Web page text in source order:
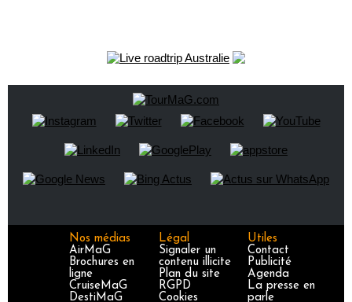
Nos médias
AirMaG
Brochures en
ligne
CruiseMaG
DestiMaG
Légal
Signaler un
contenu illicite
Plan du site
RGPD
Cookies
Utiles
Contact
Publicité
Agenda
La presse en
parle